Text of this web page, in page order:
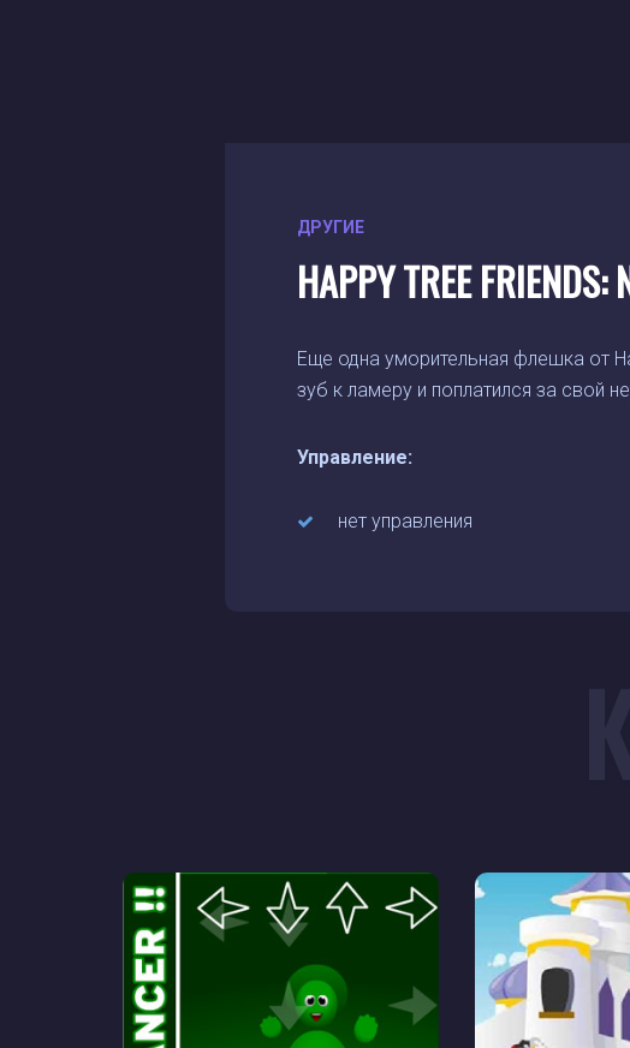
ДРУГИЕ
HAPPY TREE
Еще одна уморительная флешка от
зуб к ламеру и поплатился за свой
Управление:
нет управления